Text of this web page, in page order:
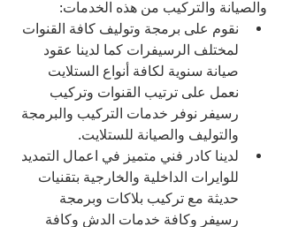
والصيانة والتركيب من هذه الخدمات:
نقوم على برمجة وتوليف كافة القنوات
لمختلف الرسيفرات كما لدينا عقود
صيانة سنوية لكافة أنواع الستلايت
نعمل على ترتيب القنوات وتركيب
رسيفر نوفر خدمات التركيب والبرمجة
والتوليف والصيانة للستلايت.
لدينا كادر فني متميز في اعمال التمديد
للوايرات الداخلية والخارجية بتقنيات
حديثة مع تركيب بلاكات وبرمجة
رسيفر وكافة خدمات الدش وكافة